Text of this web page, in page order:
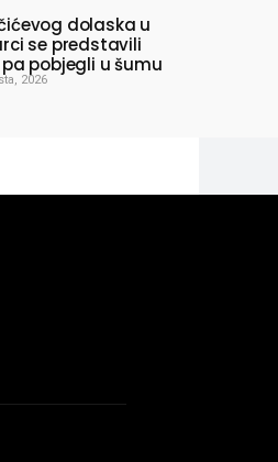
dolaska u
se predstavili
pobjegli u šumu
2026